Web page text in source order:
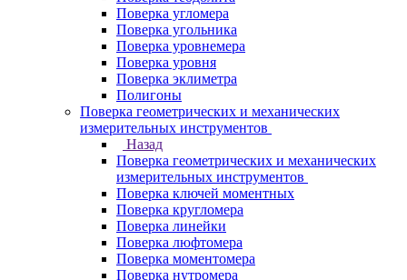
Поверка угломера
Поверка угольника
Поверка уровнемера
Поверка уровня
Поверка эклиметра
Полигоны
Поверка геометрических и механических
измерительных инструментов
Назад
Поверка геометрических и механических
измерительных инструментов
Поверка ключей моментных
Поверка кругломера
Поверка линейки
Поверка люфтомера
Поверка моментомера
Поверка нутромера